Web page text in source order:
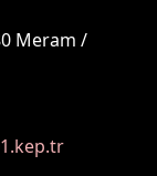
Meram /